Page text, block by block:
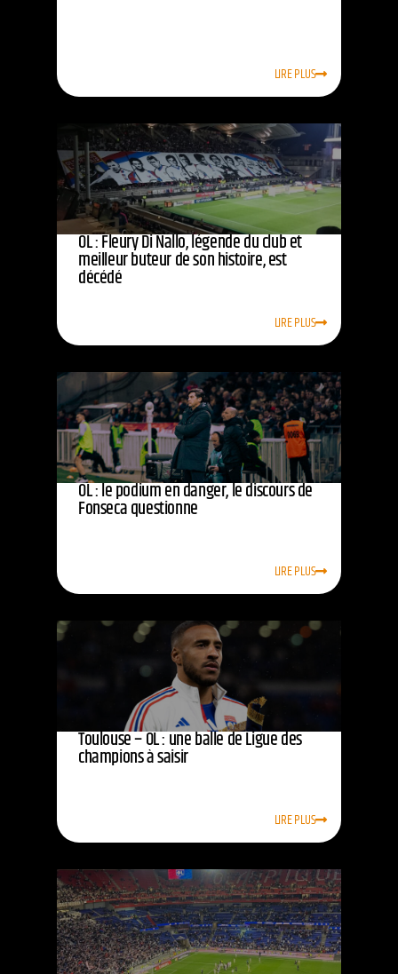
LIRE PLUS
OL : Fleury Di Nallo, légende du club et
meilleur buteur de son histoire, est
décédé
LIRE PLUS
OL : le podium en danger, le discours de
Fonseca questionne
LIRE PLUS
Toulouse – OL : une balle de Ligue des
champions à saisir
LIRE PLUS